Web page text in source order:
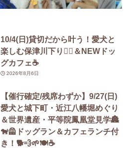
10/4(日)貸切だから叶う！愛犬と
楽しむ保津川下り🚣‍♀️＆NEWドッ
グカフェ☕️
2026年8月6日
【催行確定/残席わずか】9/27(日)
愛犬と城下町・近江八幡堀めぐり
＆世界遺産・平等院鳳凰堂見学🏯
🐕‍🦺ドッグラン＆カフェランチ付
き！🐕💨🌱🍽️☕️